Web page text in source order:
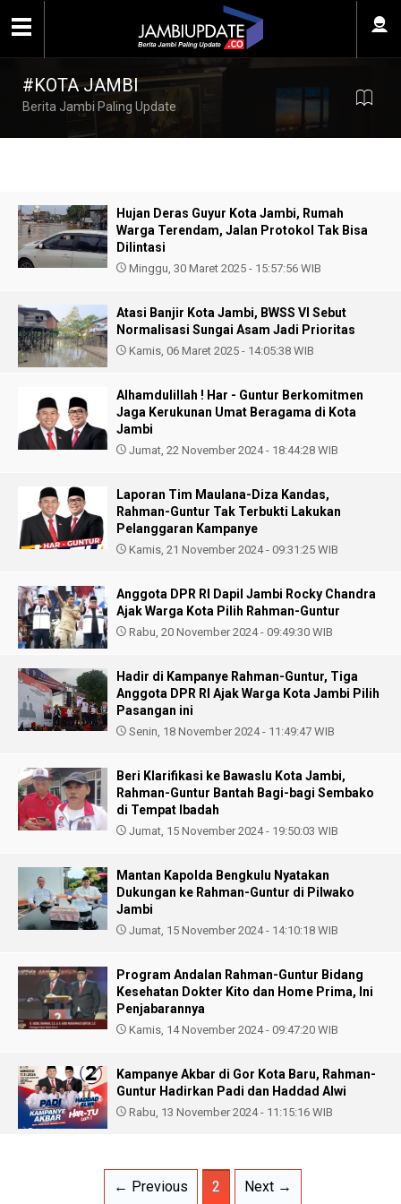
#KOTA JAMBI
Berita Jambi Paling Update
Hujan Deras Guyur Kota Jambi, Rumah
Warga Terendam, Jalan Protokol Tak Bisa
Dilintasi
Minggu, 30 Maret 2025 - 15:57:56 WIB
Atasi Banjir Kota Jambi, BWSS VI Sebut
Normalisasi Sungai Asam Jadi Prioritas
Kamis, 06 Maret 2025 - 14:05:38 WIB
Alhamdulillah ! Har - Guntur Berkomitmen
Jaga Kerukunan Umat Beragama di Kota
Jambi
Jumat, 22 November 2024 - 18:44:28 WIB
Laporan Tim Maulana-Diza Kandas,
Rahman-Guntur Tak Terbukti Lakukan
Pelanggaran Kampanye
Kamis, 21 November 2024 - 09:31:25 WIB
Anggota DPR RI Dapil Jambi Rocky Chandra
Ajak Warga Kota Pilih Rahman-Guntur
Rabu, 20 November 2024 - 09:49:30 WIB
Hadir di Kampanye Rahman-Guntur, Tiga
Anggota DPR RI Ajak Warga Kota Jambi Pilih
Pasangan ini
Senin, 18 November 2024 - 11:49:47 WIB
Beri Klarifikasi ke Bawaslu Kota Jambi,
Rahman-Guntur Bantah Bagi-bagi Sembako
di Tempat Ibadah
Jumat, 15 November 2024 - 19:50:03 WIB
Mantan Kapolda Bengkulu Nyatakan
Dukungan ke Rahman-Guntur di Pilwako
Jambi
Jumat, 15 November 2024 - 14:10:18 WIB
Program Andalan Rahman-Guntur Bidang
Kesehatan Dokter Kito dan Home Prima, Ini
Penjabarannya
Kamis, 14 November 2024 - 09:47:20 WIB
Kampanye Akbar di Gor Kota Baru, Rahman-
Guntur Hadirkan Padi dan Haddad Alwi
Rabu, 13 November 2024 - 11:15:16 WIB
← Previous 2 Next →